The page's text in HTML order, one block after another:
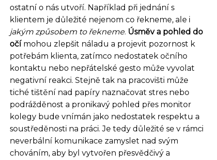
ostatní o nás utvoří. Například při jednání s
klientem je důležité nejenom co řekneme, ale i
jakým způsobem to řekneme. Úsměv a pohled do
očí mohou zlepšit náladu a projevit pozornost k
potřebám klienta, zatímco nedostatek očního
kontaktu nebo nepřátelské gesto může vyvolat
negativní reakci. Stejně tak na pracovišti může
tiché tištění nad papíry naznačovat stres nebo
podrážděnost a pronikavý pohled přes monitor
kolegy bude vnímán jako nedostatek respektu a
soustředěnosti na práci. Je tedy důležité se v rámci
neverbální komunikace zamyslet nad svým
chováním, aby byl vytvořen přesvědčivý a